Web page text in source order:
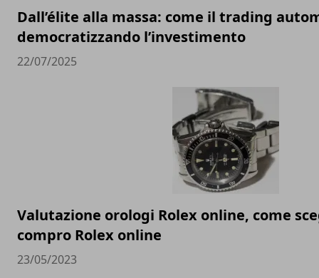
Dall’élite alla massa: come il trading
democratizzando l’investimento
22/07/2025
Valutazione orologi Rolex online, come
compro Rolex online
23/05/2023